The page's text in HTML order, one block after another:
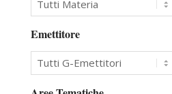
Emettitore